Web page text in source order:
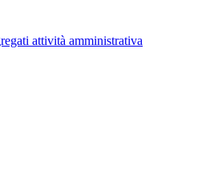
attività amministrativa